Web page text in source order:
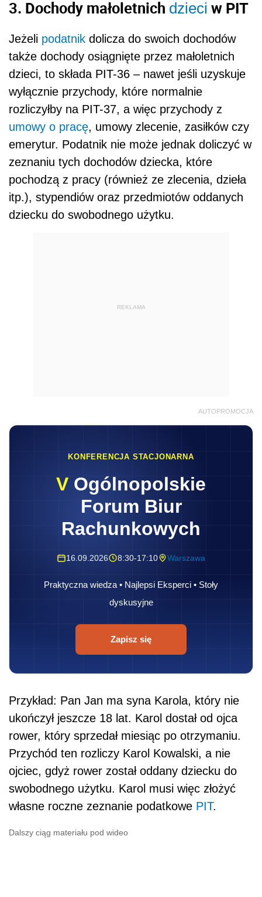
3. Dochody małoletnich dzieci w PIT
Jeżeli podatnik dolicza do swoich dochodów
także dochody osiągnięte przez małoletnich
dzieci, to składa PIT-36 – nawet jeśli uzyskuje
wyłącznie przychody, które normalnie
rozliczyłby na PIT-37, a więc przychody z
umowy o pracę, umowy zlecenie, zasiłków czy
emerytur. Podatnik nie może jednak doliczyć w
zeznaniu tych dochodów dziecka, które
pochodzą z pracy (również ze zlecenia, dzieła
itp.), stypendiów oraz przedmiotów oddanych
dziecku do swobodnego użytku.
REKLAMA
AUTOPROMOCJA
KONFERENCJA STACJONARNA
V Ogólnopolskie
Forum Biur
Rachunkowych
16.09.2026 8:30-17:10 Warszawa
Praktyczna wiedza • Najlepsi Eksperci • Stoły
dyskusyjne
Zapisz się
Przykład: Pan Jan ma syna Karola, który nie
ukończył jeszcze 18 lat. Karol dostał od ojca
rower, który sprzedał miesiąc po otrzymaniu.
Przychód ten rozliczy Karol Kowalski, a nie
ojciec, gdyż rower został oddany dziecku do
swobodnego użytku. Karol musi więc złożyć
własne roczne zeznanie podatkowe PIT.
Dalszy ciąg materiału pod wideo